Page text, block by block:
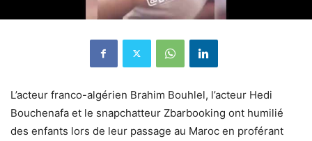
L’acteur franco-algérien Brahim Bouhlel, l’acteur Hedi
Bouchenafa et le snapchatteur Zbarbooking ont humilié
des enfants lors de leur passage au Maroc en proférant